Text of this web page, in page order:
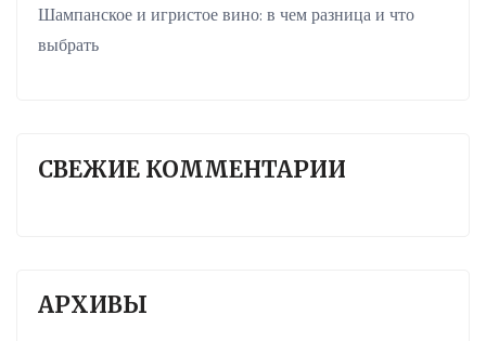
Шампанское и игристое вино: в чем разница и что
выбрать
СВЕЖИЕ КОММЕНТАРИИ
АРХИВЫ